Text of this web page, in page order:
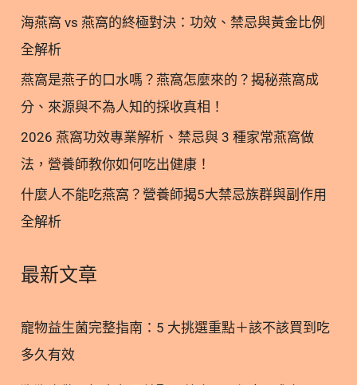
道 #只是工作有感 #營養師 #營養師安安 #益生菌 #菌
株 #菌種 加入追蹤林安安營養師粉絲團，用營養蘊育
講師、專欄作家、直播主。 溫柔堅毅的營養師，曾經
歷過職場霸凌，受焦慮憂鬱症纏身及心理分裂，透過
藥物、營養、心理治療走出，努力鑽研寵物營養、運
動營養、美容營養等領域，期許用自身經驗和營養專
海燕窩 vs 燕窩的終極對決：功效、禁忌與黃金比例
全解析
燕窩是燕子的口水嗎？燕窩怎麼來的？揭秘燕窩成
分、來源與不為人知的採收真相！
2026 燕窩功效專業解析、禁忌與 3 種家常燕窩做
法，營養師教你如何吃出健康！
什麼人不能吃燕窩？營養師揭5大禁忌族群與副作用
全解析
最新文章
寵物益生菌完整指南：5 大挑選重點＋該不該買到吃
多久有效